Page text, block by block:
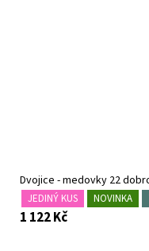
Dvojice - medovky 22
JEDINÝ KUS NOVINKA
1 122 Kč